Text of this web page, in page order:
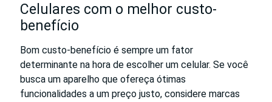
Celulares com o melhor custo-
benefício
Bom custo-benefício é sempre um fator
determinante na hora de escolher um celular. Se você
busca um aparelho que ofereça ótimas
funcionalidades a um preço justo, considere marcas